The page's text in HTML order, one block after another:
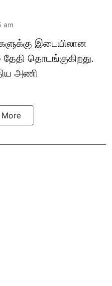
am
இடையிலான
தொடங்குகிறது.
அணி
More